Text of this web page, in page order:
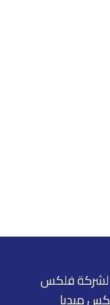
محفوظة لشركة فلكس
ميديا